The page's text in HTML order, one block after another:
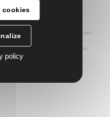
du 6 janvier 1978 réformée, vous disposez
et de suppression des données vous
à nous contacter.
cookies
policy